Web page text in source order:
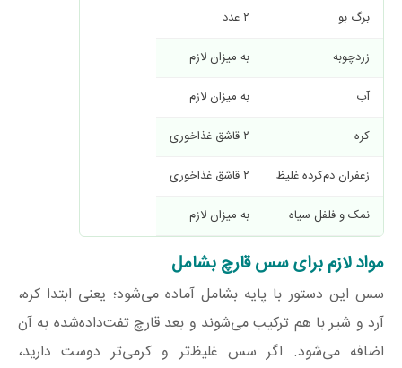
برگ بو
۲ عدد
زردچوبه
به میزان لازم
آب
به میزان لازم
کره
۲ قاشق غذاخوری
زعفران دم‌کرده غلیظ
۲ قاشق غذاخوری
نمک و فلفل سیاه
به میزان لازم
مواد لازم برای سس قارچ بشامل
سس این دستور با پایه بشامل آماده می‌شود؛ یعنی ابتدا کره،
آرد و شیر با هم ترکیب می‌شوند و بعد قارچ تفت‌داده‌شده به آن
اضافه می‌شود. اگر سس غلیظ‌تر و کرمی‌تر دوست دارید،